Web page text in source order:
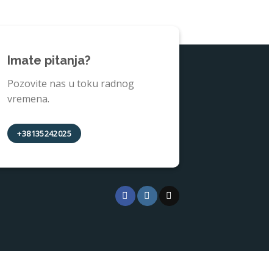
Imate pitanja?
Pozovite nas u toku radnog
vremena.
+38135242025